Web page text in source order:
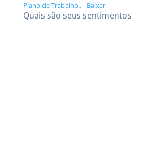
Plano de Trabalho.. Baixar
Quais são seus sentimentos